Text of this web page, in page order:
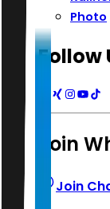
Photo
Follow
Join
Join